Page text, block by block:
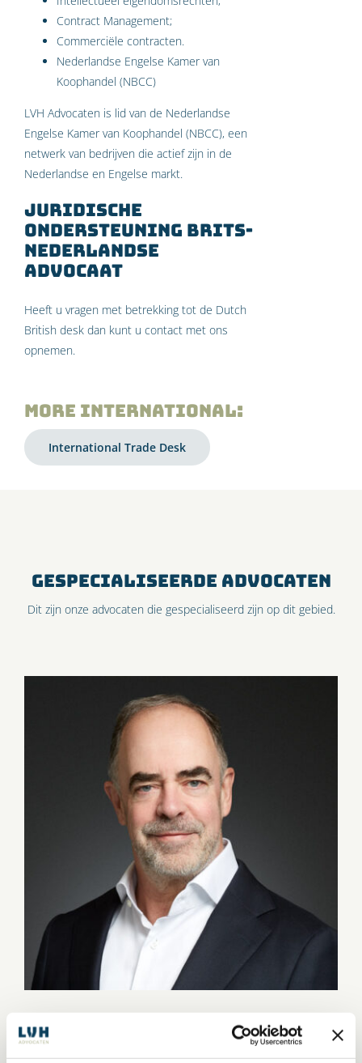
Contract Management;
Commerciële contracten.
Nederlandse Engelse Kamer van
Koophandel (NBCC)
LVH Advocaten is lid van de Nederlandse
Engelse Kamer van Koophandel (NBCC), een
netwerk van bedrijven die actief zijn in de
Nederlandse en Engelse markt.
Juridische
ondersteuning Brits-
Nederlandse
advocaat
Heeft u vragen met betrekking tot de Dutch
British desk dan kunt u contact met ons
opnemen.
More International:
International Trade Desk
GESPECIALISEERDE ADVOCATEN
Dit zijn onze advocaten die gespecialiseerd zijn op dit gebied.
PETER VERHEIJDEN